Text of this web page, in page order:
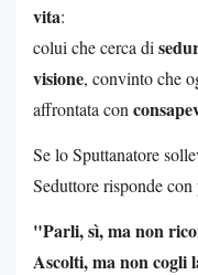
vita:
colui che cerca di
visione, convinto che
affrontata con
Se lo Sputtanatore
Seduttore risponde
"Parli, sì, ma non
Ascolti, ma non cogli